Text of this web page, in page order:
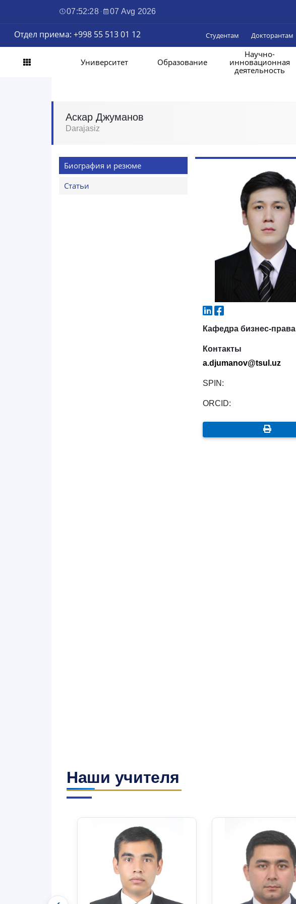
07:52:29 · 07 Avg 2026
Отдел приема: +998 55 513 01 12 Студентам Докторантам
Университет Образование
Научно-
инновационная
деятельность
Аскар Джуманов
Darajasiz
Биография и резюме
Статьи
Кафедра бизнес-права
Контакты
a.djumanov@tsul .uz
SPIN:
ORCID:
Наши учителя